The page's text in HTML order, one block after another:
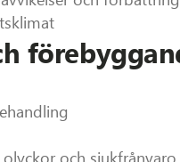
och sjukfrånvaro